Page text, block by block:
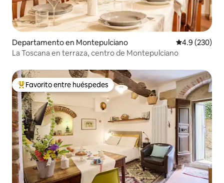
Departamento en Montepulciano Calificación
4.9 (230)
La Toscana en terraza, centro de Montepulciano
De los mejores en Favorito entre huéspedes
Favorito entre huéspedes